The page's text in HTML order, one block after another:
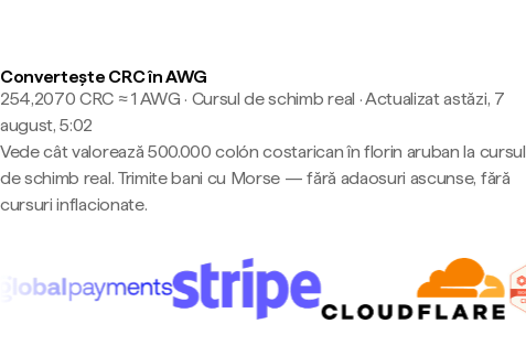
Convertește CRC în AWG
254,2070 CRC ≈ 1 AWG · Cursul de schimb real ·Actualizat astăzi, 7
august, 5:02
Vede cât valorează 500.000 colón costarican în florin aruban la cursul
de schimb real. Trimite bani cu Morse — fără adaosuri ascunse, fără
cursuri inflacionate.